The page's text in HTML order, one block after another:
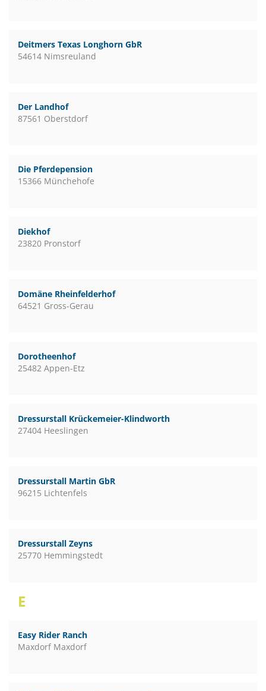
Deitmers Texas Longhorn GbR
54614 Nimsreuland
Der Landhof
87561 Oberstdorf
Die Pferdepension
15366 Münchehofe
Diekhof
23820 Pronstorf
Domäne Rheinfelderhof
64521 Gross-Gerau
Dorotheenhof
25482 Appen-Etz
Dressurstall Krückemeier-Klindworth
27404 Heeslingen
Dressurstall Martin GbR
96215 Lichtenfels
Dressurstall Zeyns
25770 Hemmingstedt
E
Easy Rider Ranch
Maxdorf Maxdorf